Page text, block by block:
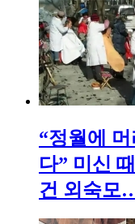
“정월에
다” 미신
건 외숙모